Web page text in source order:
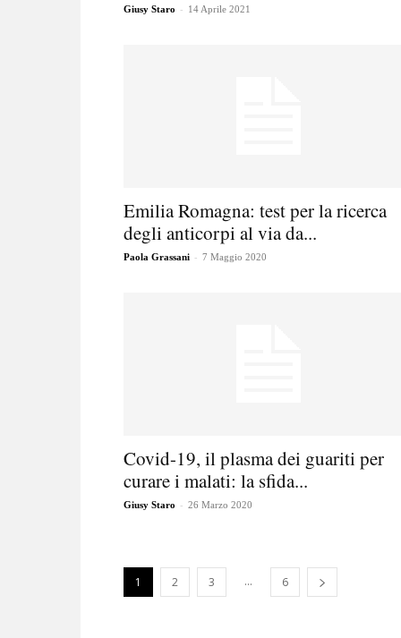
Giusy Staro - 14 Aprile 2021
Emilia Romagna: test per la ricerca
degli anticorpi al via da...
Paola Grassani - 7 Maggio 2020
Covid-19, il plasma dei guariti per
curare i malati: la sfida...
Giusy Staro - 26 Marzo 2020
1 2 3 ... 6